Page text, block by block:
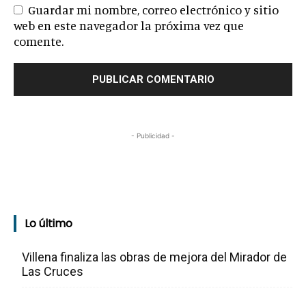
Guardar mi nombre, correo electrónico y sitio
web en este navegador la próxima vez que
comente.
- Publicidad -
Lo último
Villena finaliza las obras de mejora del Mirador de
Las Cruces